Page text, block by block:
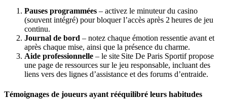
Pauses programmées – activez le minuteur du casino
(souvent intégré) pour bloquer l’accès après 2 heures de jeu
continu.
Journal de bord – notez chaque émotion ressentie avant et
après chaque mise, ainsi que la présence du charme.
Aide professionnelle – le site Site De Paris Sportif propose
une page de ressources sur le jeu responsable, incluant des
liens vers des lignes d’assistance et des forums d’entraide.
Témoignages de joueurs ayant rééquilibré leurs habitudes